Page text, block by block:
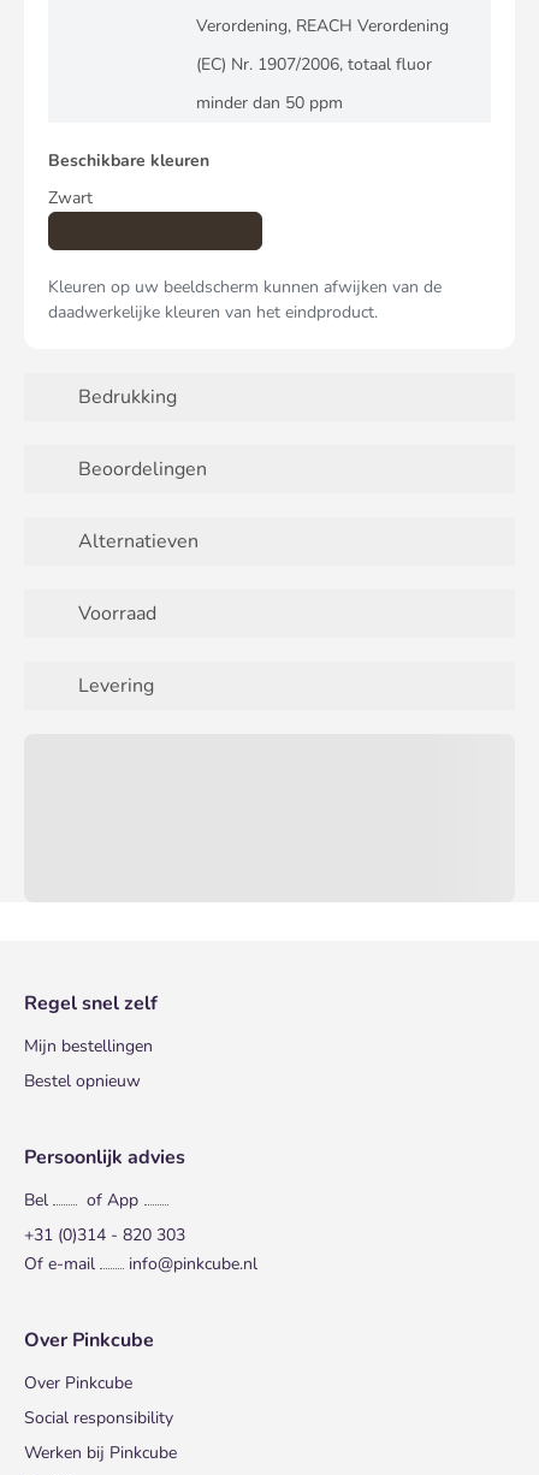
Verordening, REACH Verordening
(EC) Nr. 1907/2006, totaal fluor
minder dan 50 ppm
Beschikbare kleuren
Zwart
Kleuren op uw beeldscherm kunnen afwijken van de
daadwerkelijke kleuren van het eindproduct.
Bedrukking
Beoordelingen
Alternatieven
Voorraad
Levering
Regel snel zelf
Mijn bestellingen
Bestel opnieuw
Persoonlijk advies
Bel
of App
+31 (0)314 - 820 303
Of e-mail
info@pinkcube.nl
Over Pinkcube
Over Pinkcube
Social responsibility
Werken bij Pinkcube